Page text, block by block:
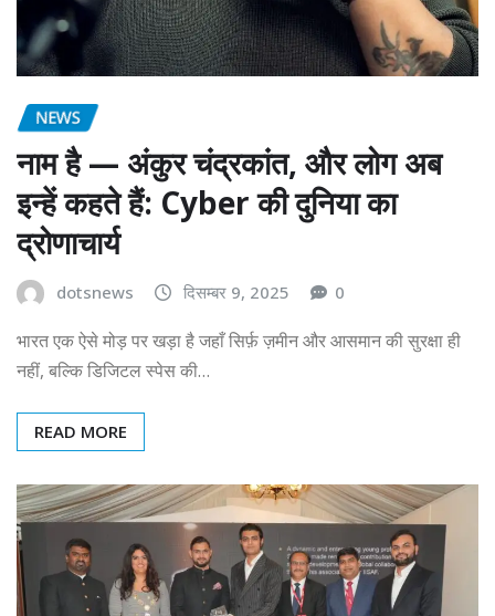
NEWS
नाम है — अंकुर चंद्रकांत, और लोग अब
इन्हें कहते हैं: Cyber की दुनिया का
द्रोणाचार्य
dotsnews दिसम्बर 9, 2025 0
भारत एक ऐसे मोड़ पर खड़ा है जहाँ सिर्फ़ ज़मीन और आसमान की सुरक्षा ही
नहीं, बल्कि डिजिटल स्पेस की…
READ MORE